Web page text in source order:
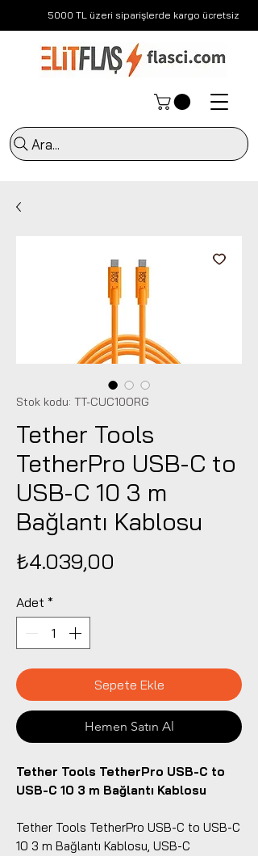
5000 TL üzeri siparişlerde kargo ücretsiz
Ara...
Stok kodu: TT-CUC10ORG
Tether Tools
TetherPro USB-C to
USB-C 10 3 m
Bağlantı Kablosu
₺4.039,00
Adet *
Sepete Ekle
Hemen Satın Al
Tether Tools TetherPro USB-C to
USB-C 10 3 m Bağlantı Kablosu
Tether Tools TetherPro USB-C to USB-C
10 3 m Bağlantı Kablosu, USB-C